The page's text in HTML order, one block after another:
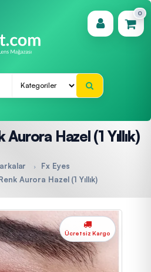
0
(0)
Aurora Hazel (1 Yıllık)
Fx Eyes
Aurora Hazel (1 Yıllık)
Ücretsiz Kargo